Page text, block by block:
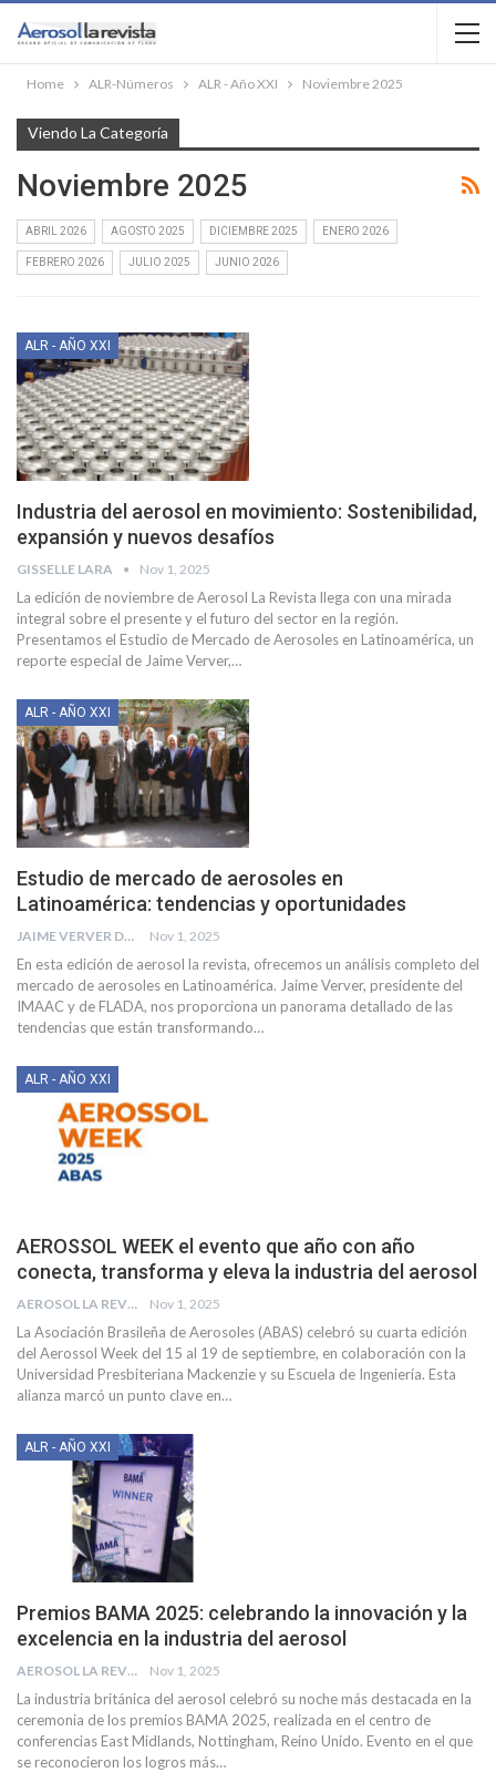
Home ALR-Números ALR - Año XXI Noviembre 2025
Viendo La Categoría
Noviembre 2025
ABRIL 2026 AGOSTO 2025 DICIEMBRE 2025 ENERO 2026
FEBRERO 2026 JULIO 2025 JUNIO 2026
ALR - AÑO XXI
Industria del aerosol en movimiento: Sostenibilidad,
expansión y nuevos desafíos
GISSELLE LARA Nov 1, 2025
La edición de noviembre de Aerosol La Revista llega con una mirada
integral sobre el presente y el futuro del sector en la región.
Presentamos el Estudio de Mercado de Aerosoles en Latinoamérica, un
reporte especial de Jaime Verver,…
ALR - AÑO XXI
Estudio de mercado de aerosoles en
Latinoamérica: tendencias y oportunidades
JAIME VERVER DE CANACINTRA Nov 1, 2025
En esta edición de aerosol la revista, ofrecemos un análisis completo del
mercado de aerosoles en Latinoamérica. Jaime Verver, presidente del
IMAAC y de FLADA, nos proporciona un panorama detallado de las
tendencias que están transformando…
ALR - AÑO XXI
AEROSSOL WEEK el evento que año con año
conecta, transforma y eleva la industria del aerosol
AEROSOL LA REVISTA Nov 1, 2025
La Asociación Brasileña de Aerosoles (ABAS) celebró su cuarta edición
del Aerossol Week del 15 al 19 de septiembre, en colaboración con la
Universidad Presbiteriana Mackenzie y su Escuela de Ingeniería. Esta
alianza marcó un punto clave en…
ALR - AÑO XXI
Premios BAMA 2025: celebrando la innovación y la
excelencia en la industria del aerosol
AEROSOL LA REVISTA Nov 1, 2025
La industria británica del aerosol celebró su noche más destacada en la
ceremonia de los premios BAMA 2025, realizada en el centro de
conferencias East Midlands, Nottingham, Reino Unido. Evento en el que
se reconocieron los logros más…